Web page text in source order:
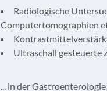
Radiologische
Computertomographien
Ultraschall gesteuerte
... in der Gastroenterologie